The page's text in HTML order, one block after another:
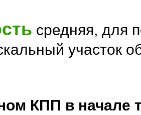
средняя, для
участок
КПП в